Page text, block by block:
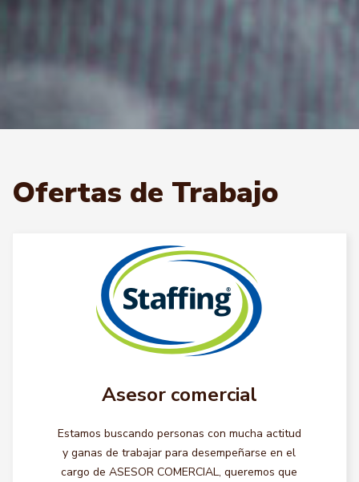
Ofertas de Trabajo
Asesor comercial
Estamos buscando personas con mucha actitud
y ganas de trabajar para desempeñarse en el
cargo de ASESOR COMERCIAL, queremos que